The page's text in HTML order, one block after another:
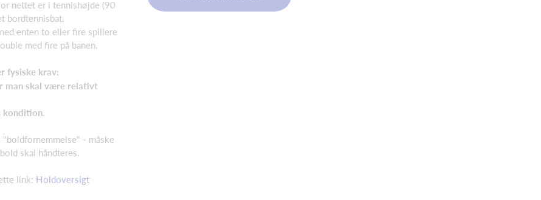
nettet er i tennishøjde (90
bordtennisbat.
enten to eller fire spillere
med fire på banen.
fysiske krav:
man skal være relativt
- måske
skal håndteres.
link: Holdoversigt